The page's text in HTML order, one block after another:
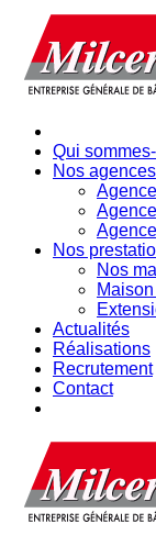
Qui
Nos agences
Nos
Nos
Actualités
Réalisations
Recrutement
Contact